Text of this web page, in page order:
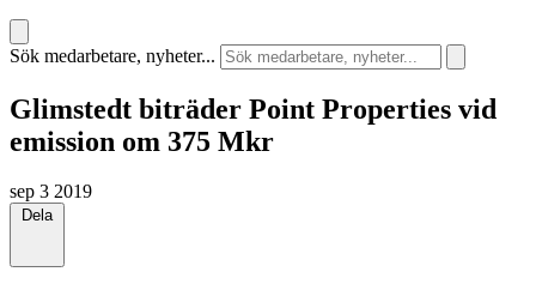
Sök medarbetare, nyheter...
Glimstedt biträder Point Properties vid
emission om 375 Mkr
sep 3 2019
Dela